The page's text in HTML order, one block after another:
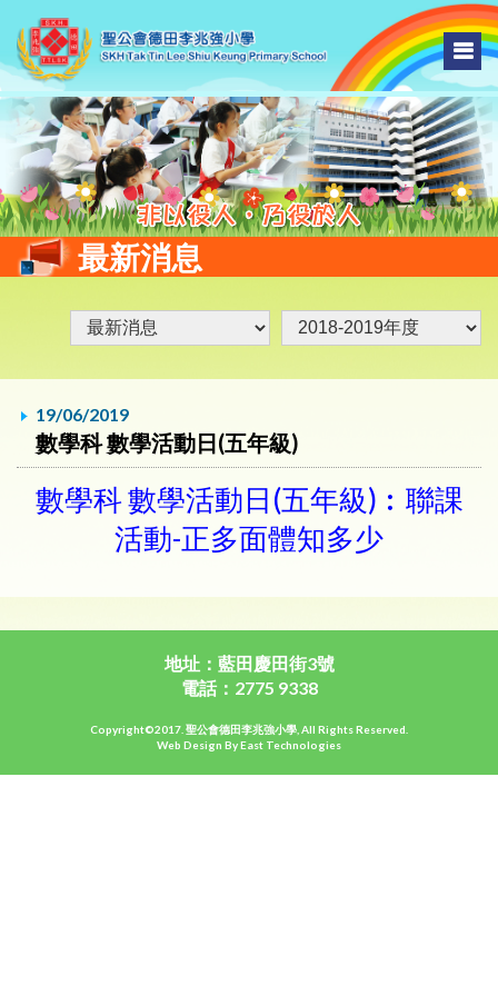
最新消息
19/06/2019
數學科 數學活動日(五年級)
數學科 數學活動日(五年級)︰聯課
活動-正多面體知多少
地址：藍田慶田街3號
電話：2775 9338
Copyright©2017. 聖公會德田李兆強小學, All Rights Reserved.
Web Design By East Technologies